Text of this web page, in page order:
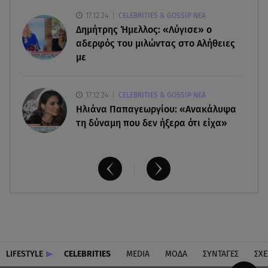
17.12.24 CELEBRITIES & GOSSIP ΝΕΑ
Δημήτρης Ήμελλος: «Λύγισε» ο
αδερφός του μιλώντας στο Αλήθειες
με
17.12.24 CELEBRITIES & GOSSIP ΝΕΑ
Ηλιάνα Παπαγεωργίου: «Ανακάλυψα
τη δύναμη που δεν ήξερα ότι είχα»
LIFESTYLE CELEBRITIES MEDIA ΜΟΔΑ ΣΥΝΤΑΓΕΣ